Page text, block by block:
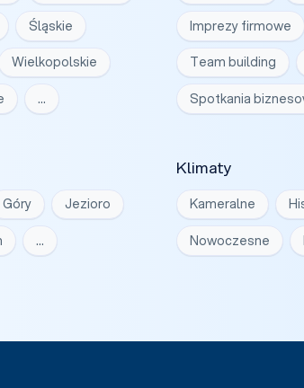
Śląskie
Wielkopolskie
…
Góry Jezioro
…
Klimaty
Kameralne
Nowoczesne
Imprezy firmowe
Team building
Spotkania